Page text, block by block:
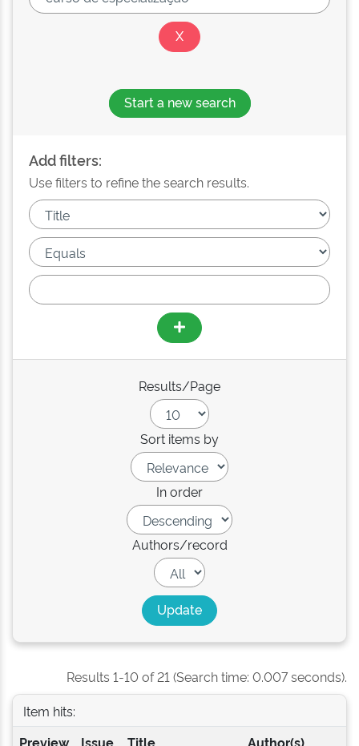
Start a new search
Add filters:
Use filters to refine the search results.
Results/Page
Sort items by
In order
Authors/record
Results 1-10 of 21 (Search time: 0.007 seconds).
Item hits:
Preview
Issue Title Author(s)